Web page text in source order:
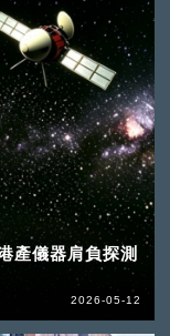
產儀器肩負探測
2026-05-12